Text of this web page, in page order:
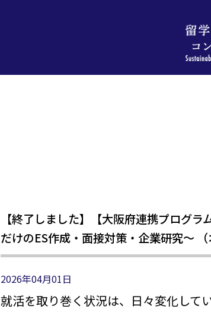
【終了しました】【大阪府連携プログ
だけのES作成・面接対策・企業研究～ （
2026年04月01日
就活を取り巻く状況は、日々変化してい